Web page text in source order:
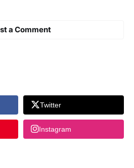
a Comment
Twitter
Instagram